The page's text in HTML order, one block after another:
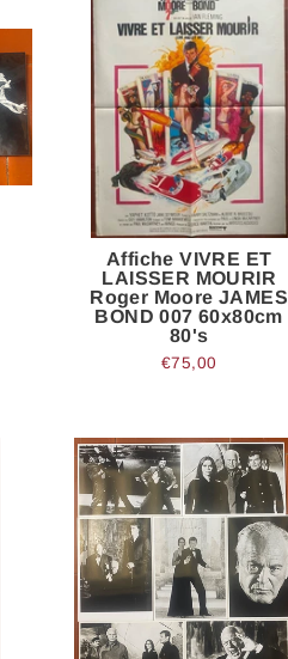
Affiche VIVRE ET
LAISSER MOURIR
Roger Moore JAMES
BOND 007 60x80cm
80's
€75,00